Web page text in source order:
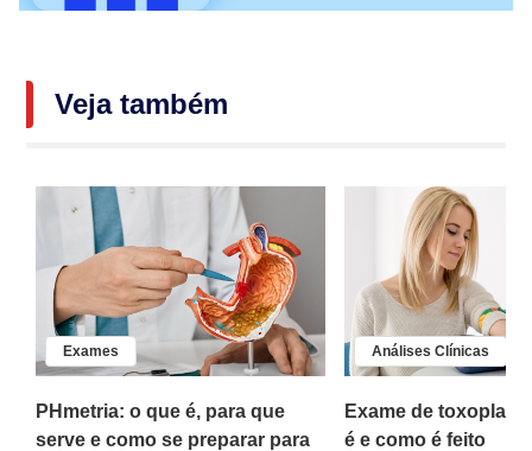
Veja também
Exames
PHmetria: o que é, para que
serve e como se preparar para
Análises Clínicas
Exame de
é e como é feito